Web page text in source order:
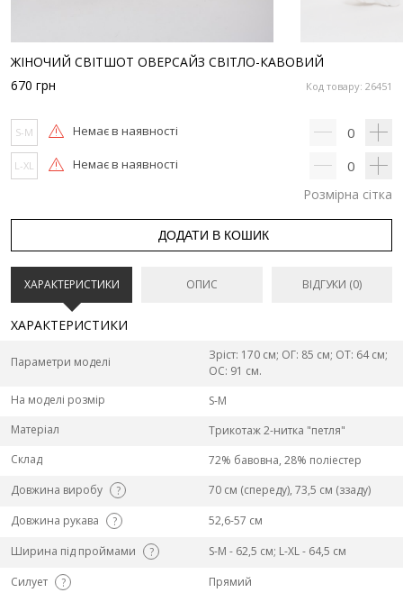
ЖІНОЧИЙ СВІТШОТ ОВЕРСАЙЗ СВІТЛО-КАВОВИЙ
Код товару: 26451
670 грн
S-M Немає в наявності 0
L-XL Немає в наявності 0
Розмірна сітка
ДОДАТИ В КОШИК
ХАРАКТЕРИСТИКИ ОПИС ВІДГУКИ (0)
ХАРАКТЕРИСТИКИ
Параметри моделі
Зріст: 170 см; ОГ: 85 см; ОТ: 64 см;
ОС: 91 см.
На моделі розмір
S-M
Матеріал
Трикотаж 2-нитка "петля"
Склад
72% бавовна, 28% поліестер
Довжина виробу
?
70 см (спереду), 73,5 см (ззаду)
Довжина рукава
?
52,6-57 см
Ширина під проймами
?
S-М - 62,5 см; L-ХL - 64,5 см
Силует
? Прямий